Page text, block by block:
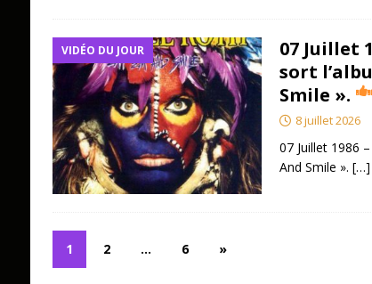
VIDÉO DU JOUR
07 Juillet
sort
Smile ».
8 juillet 2026
07 Juillet 1986
And Smile ». […]
1 2 … 6 »